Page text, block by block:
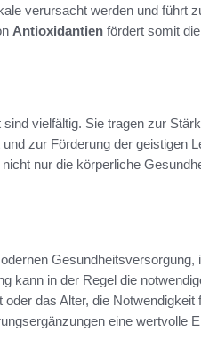
verursacht werden und führt
Antioxidantien fördert somit
vielfältig. Sie tragen zur
zur Förderung der geistigen
nur die körperliche
Gesundheitsversorgung,
kann in der Regel die
das Alter, die Notwendigkeit
eine wertvolle